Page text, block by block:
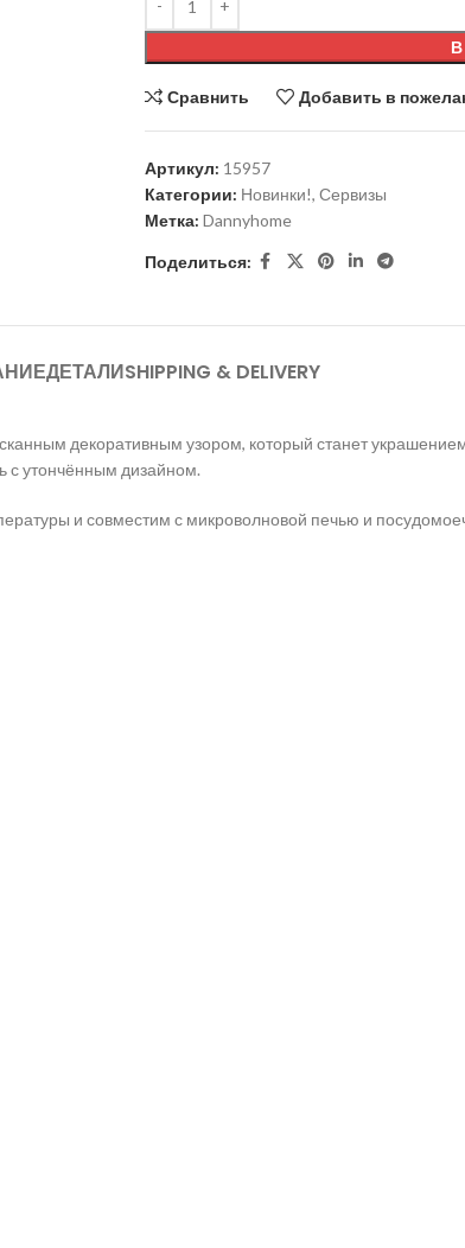
Сравнить Добавить в
Артикул: 15957
Категории: Новинки!, Сервизы
Метка: Dannyhome
Поделиться:
ДЕТАЛИSHIPPING & DELIVERY
декоративным узором, который станет
с утончённым дизайном.
и совместим с микроволновой печью и